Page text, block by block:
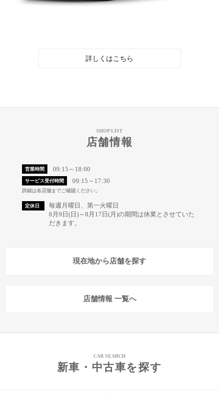
詳しくはこちら
SHOP LIST
店舗情報
営業時間 09:15～18:00
サービス受付時間 09:15～17:30
詳細は各店舗までご確認ください。
定休日
毎週月曜日、第一火曜日
8月9日(日)～8月17日(月)の期間は休業とさせていた
だきます。
現在地から店舗を探す
店舗情報 一覧へ
CAR SEARCH
新車・中古車を探す